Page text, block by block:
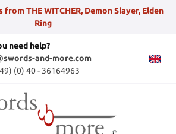
THE WITCHER, Demon Slayer, Elden
Ring
need help?
and-more.com
(0) 40 - 36164963